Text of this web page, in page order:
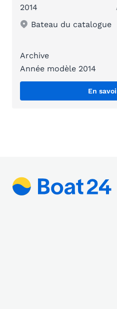
2014
Bateau du catalogue
Archive
Année modèle 2014
En